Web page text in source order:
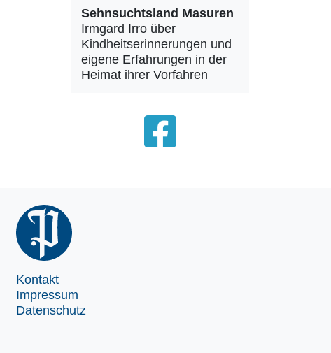
Sehnsuchtsland Masuren
Irmgard Irro über
Kindheitserinnerungen und
eigene Erfahrungen in der
Heimat ihrer Vorfahren
Kontakt
Impressum
Datenschutz